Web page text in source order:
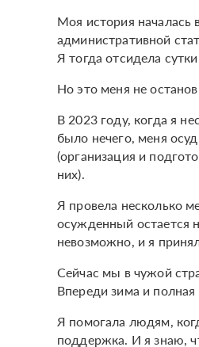
Моя история началась
административной
Я тогда отсидела
Но это меня не
В 2023 году, когда я
было нечего, меня
(организация и
них).
Я провела несколько
осужденный остается
невозможно, и я
Сейчас мы в чужой
Впереди зима и
Я помогала людям,
поддержка. И я знаю,